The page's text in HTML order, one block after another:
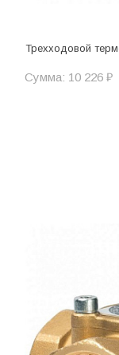
Трехходовой
Сумма: 10 226 ₽